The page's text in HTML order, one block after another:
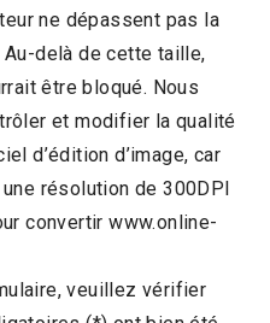
ne dépassent pas la
delà de cette taille,
être bloqué. Nous
et modifier la qualité
d’édition d’image, car
résolution de 300DPI
convertir www.online-
veuillez vérifier